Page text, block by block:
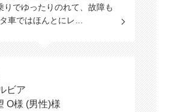
りでゆったりのれて、故障も
車ではほんとにレ…
ビア
O様 (男性)様